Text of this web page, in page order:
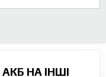
НА ІНШІ